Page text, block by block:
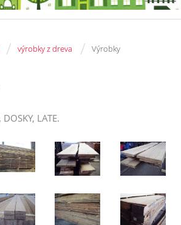
/ výrobky z dreva / Výrobky
LATE.